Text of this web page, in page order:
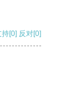
持[0] 反对[0]